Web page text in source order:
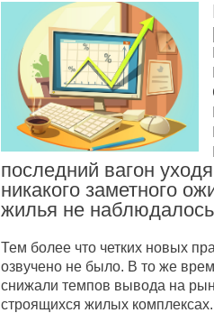
последний вагон
никакого заметного
жилья не
Тем более что четких новых
озвучено не было. В то же
снижали темпов вывода на
строящихся жилых